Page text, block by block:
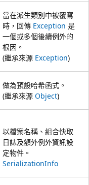
當在派生類別中被覆寫
時，回傳 Exception 是
一個或多個後續例外的
根因。
(繼承來源 Exception)
做為預設哈希函式。
(繼承來源 Object)
以檔案名稱、組合快取
日誌及額外例外資訊設
定物件。
SerializationInfo